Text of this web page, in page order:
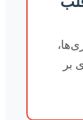
بر